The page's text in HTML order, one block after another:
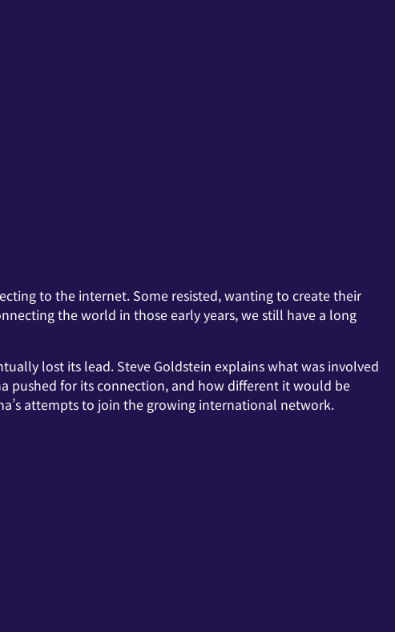
to the internet. Some resisted, wanting to create their
the world in those early years, we still have a long
lost its lead. Steve Goldstein explains what was involved
pushed for its connection, and how different it would be
attempts to join the growing international network.